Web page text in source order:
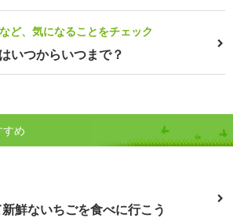
ど、気になることをチェック
いつからいつまで？
め
鮮ないちごを食べに行こう